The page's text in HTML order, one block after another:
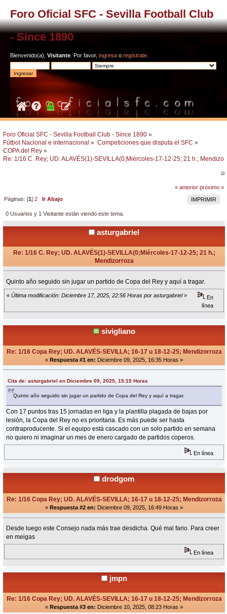
Foro Oficial SFC - Sevilla Football Club
- Since 1890
Bienvenido(a), Visitante . Por favor, ingresa o regístrate
Foro Oficial SFC - Sevilla Football Club - Since 1890 »
Fútbol Nacional e internacional » Competiciones que disputa el SFC »
COPA del Rey »
Re: 1/16 C. Rey; UD. ALAVÉS(1)-SEVILLA(0;Miércoles-17-12-25; 21 h.;
« anterior próximo »
IMPRIMIR
Páginas: [1]2 Ir Abajo
0 Usuarios y 1 Visitante están viendo este tema.
asturgabriel
Re: 1/16 C. Rey; UD. ALAVÉS(1)-SEVILLA(0;Miércoles-17-12-25; 21 h.;
Mendizorroza
Quinto año seguido sin jugar un partido de Copa del Rey y aquí a tragar.
« Última modificación: Diciembre 17, 2025, 22:56 Horas por asturgabriel»
En
línea
sivigliano
Re: 1/16 Copa Rey; UD. ALAVÉS-SEVILLA; 16-17 u 18-12-25; Mendizorroza
« Respuesta #1 en: Diciembre 09, 2025, 16:35 Horas »
Cita de: asturgabriel en Diciembre 09, 2025, 15:15 Horas
Quinto año seguido sin jugar un partido de Copa del Rey y aquí a tragar.
Con 17 puntos tras 15 jornadas en liga y la plantilla plagada de bajas por
lesión, la Copa del Rey no es prioritaria. Es más puede ser hasta
contraproducente. Si el equipo está cascado con un solo partido en semana
no quiero ni imaginar un mes de enero cargado de partidos coperos.
En línea
drodgom
Re: 1/16 Copa Rey; UD. ALAVÉS-SEVILLA; 16-17 u 18-12-25; Mendizorroza
« Respuesta #2 en: Diciembre 09, 2025, 16:49 Horas »
Desde luego este Consejo nada más trae desdicha. Qué mal fario. Para creer
en meigas
En línea
jmpn
Re: 1/16 Copa Rey; UD. ALAVÉS-SEVILLA; 16-17 u 18-12-25; Mendizorroza
« Respuesta #3 en: Diciembre 10, 2025, 08:23 Horas »